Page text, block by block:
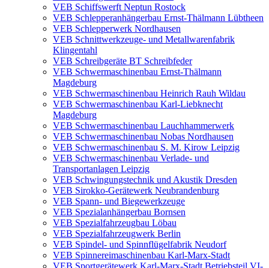
VEB Schiffswerft Neptun Rostock
VEB Schlepperanhängerbau Ernst-Thälmann Lübtheen
VEB Schlepperwerk Nordhausen
VEB Schnittwerkzeuge- und Metallwarenfabrik
Klingentahl
VEB Schreibgeräte BT Schreibfeder
VEB Schwermaschinenbau Ernst-Thälmann
Magdeburg
VEB Schwermaschinenbau Heinrich Rauh Wildau
VEB Schwermaschinenbau Karl-Liebknecht
Magdeburg
VEB Schwermaschinenbau Lauchhammerwerk
VEB Schwermaschinenbau Nobas Nordhausen
VEB Schwermaschinenbau S. M. Kirow Leipzig
VEB Schwermaschinenbau Verlade- und
Transportanlagen Leipzig
VEB Schwingungstechnik und Akustik Dresden
VEB Sirokko-Gerätewerk Neubrandenburg
VEB Spann- und Biegewerkzeuge
VEB Spezialanhängerbau Bornsen
VEB Spezialfahrzeugbau Löbau
VEB Spezialfahrzeugwerk Berlin
VEB Spindel- und Spinnflügelfabrik Neudorf
VEB Spinnereimaschinenbau Karl-Marx-Stadt
VEB Sportgerätewerk Karl-Marx-Stadt Betriebsteil VI-